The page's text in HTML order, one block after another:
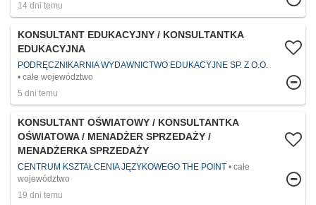
14 dni temu
KONSULTANT EDUKACYJNY / KONSULTANTKA
EDUKACYJNA
PODRĘCZNIKARNIA WYDAWNICTWO EDUKACYJNE SP. Z O.O.
całe województwo
5 dni temu
KONSULTANT OŚWIATOWY / KONSULTANTKA
OŚWIATOWA / MENADŻER SPRZEDAŻY /
MENADŻERKA SPRZEDAŻY
CENTRUM KSZTAŁCENIA JĘZYKOWEGO THE POINT
całe
województwo
19 dni temu